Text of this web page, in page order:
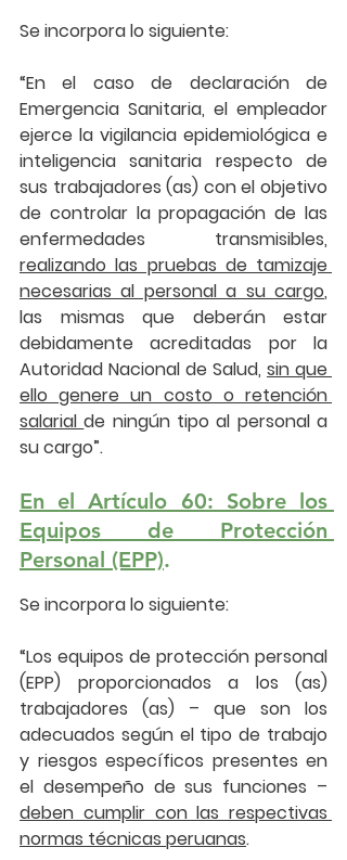
Se incorpora lo siguiente:
“En el caso de declaración de
Emergencia Sanitaria, el empleador
ejerce la vigilancia epidemiológica e
inteligencia sanitaria respecto de
sus trabajadores (as) con el objetivo
de controlar la propagación de las
realizando las pruebas de tamizaje
necesarias al personal a su cargo,
las mismas que deberán estar
debidamente acreditadas por la
Autoridad Nacional de Salud, sin que
ello genere un costo o retención
salarial de ningún tipo al personal a
su cargo”.
En el Artículo 60: Sobre los
Equipos de Protección
Personal (EPP).
Se incorpora lo siguiente:
“Los equipos de protección personal
(EPP) proporcionados a los (as)
trabajadores (as) – que son los
adecuados según el tipo de trabajo
y riesgos específicos presentes en
deben cumplir con las respectivas
normas técnicas peruanas.